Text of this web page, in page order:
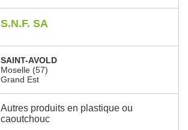
S.N.F. SA
SAINT-AVOLD
Moselle (57)
Grand Est
Autres produits en plastique ou
caoutchouc